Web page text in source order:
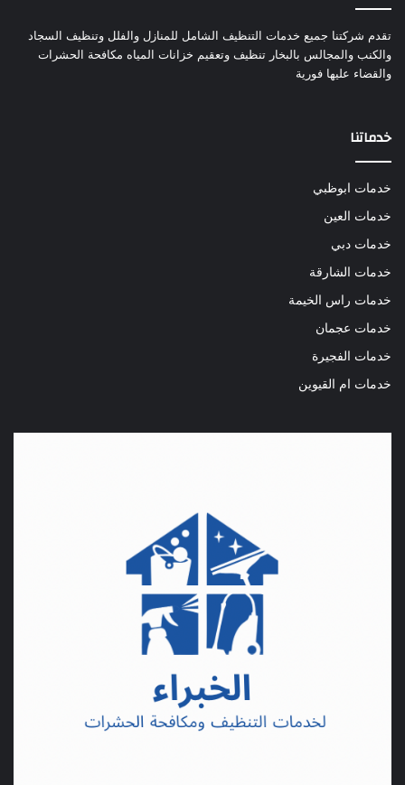
تقدم شركتنا جميع خدمات التنظيف الشامل للمنازل والفلل وتنظيف السجاد
والكنب والمجالس بالبخار تنظيف وتعقيم خزانات المياه مكافحة الحشرات
والقضاء عليها فورية
خدماتنا
خدمات ابوظبي
خدمات العين
خدمات دبي
خدمات الشارقة
خدمات راس الخيمة
خدمات عجمان
خدمات الفجيرة
خدمات ام القيوين